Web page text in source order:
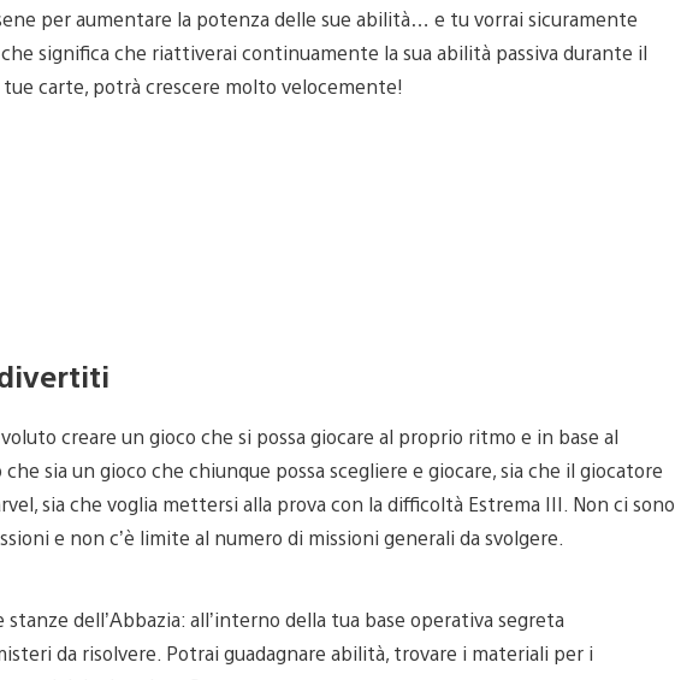
per aumentare la potenza delle sue abilità… e tu vorrai sicuramente
significa che riattiverai continuamente la sua abilità passiva durante il
carte, potrà crescere molto velocemente!
creare un gioco che si possa giocare al proprio ritmo e in base al
sia un gioco che chiunque possa scegliere e giocare, sia che il giocatore
sia che voglia mettersi alla prova con la difficoltà Estrema III. Non ci sono
e non c’è limite al numero di missioni generali da svolgere.
dell’Abbazia: all’interno della tua base operativa segreta
da risolvere. Potrai guadagnare abilità, trovare i materiali per i